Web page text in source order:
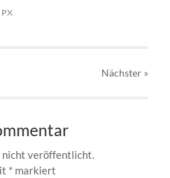
Nächster »
nicht veröffentlicht.
* markiert